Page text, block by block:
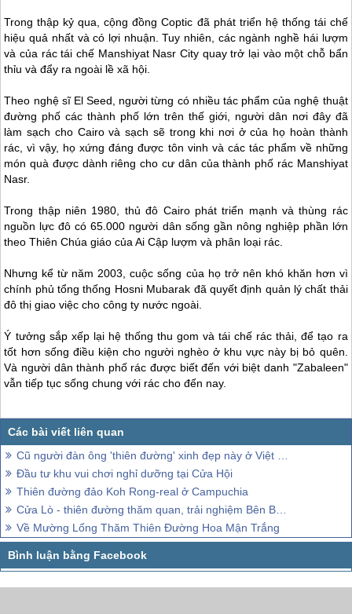
Trong thập kỷ qua, cộng đồng Coptic đã phát triển hệ thống tái chế
hiệu quả nhất và có lợi nhuận. Tuy nhiên, các ngành nghề hái lượm
và của rác tái chế Manshiyat Nasr City quay trở lại vào một chỗ bẩn
thỉu và đẩy ra ngoài lề xã hội.
Theo nghệ sĩ El Seed, người từng có nhiều tác phẩm của nghệ thuật
đường phố các thành phố lớn trên thế giới, người dân nơi đây đã
làm sạch cho Cairo và sạch sẽ trong khi nơi ở của họ hoàn thành
rác, vì vậy, họ xứng đáng được tôn vinh và các tác phẩm về những
món quà được dành riêng cho cư dân của thành phố rác Manshiyat
Nasr.
Trong thập niên 1980, thủ đô Cairo phát triển mạnh và thùng rác
nguồn lực đô có 65.000 người dân sống gần nông nghiệp phần lớn
theo Thiên Chúa giáo của Ai Cập lượm và phân loại rác.
Nhưng kể từ năm 2003, cuộc sống của họ trở nên khó khăn hơn vì
chính phủ tổng thống Hosni Mubarak đã quyết định quản lý chất thải
đô thị giao việc cho công ty nước ngoài.
Ý tưởng sắp xếp lại hệ thống thu gom và tái chế rác thải, để tạo ra
tốt hơn sống điều kiện cho người nghèo ở khu vực này bị bỏ quên.
Và người dân thành phố rác được biết đến với biệt danh "Zabaleen"
vẫn tiếp tục sống chung với rác cho đến nay.
Cũ người đàn ông 'thiên đường' xinh đẹp này ở Việt Nam bây giờ mà bạn không biết
Đầu tư khu vui chơi nghỉ dưỡng tại Cửa Hội
Thiên đường đảo Koh Rong-real ở Campuchia
Cửa Lò - thiên đường thăm quan, trải nghiệm Bên Bờ Biển Đông
Về Mường Lống Thăm Thiên Đường Hoa Mận Trắng